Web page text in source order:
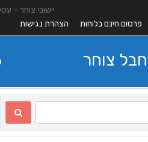
יישובי צוחר –
פרסום חינם בלוחות הצהרת נגישות
חבל צוחר